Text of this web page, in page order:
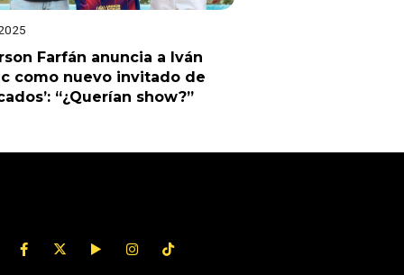
Farfán anuncia a Iván
como nuevo invitado de
“¿Querían show?”